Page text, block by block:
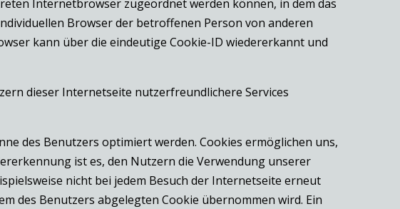
Internetbrowser zugeordnet werden können, in dem das
Browser der betroffenen Person von anderen
kann über die eindeutige Cookie-ID wiedererkannt und
dieser Internetseite nutzerfreundlichere Services
des Benutzers optimiert werden. Cookies ermöglichen uns,
ist es, den Nutzern die Verwendung unserer
nicht bei jedem Besuch der Internetseite erneut
des Benutzers abgelegten Cookie übernommen wird. Ein